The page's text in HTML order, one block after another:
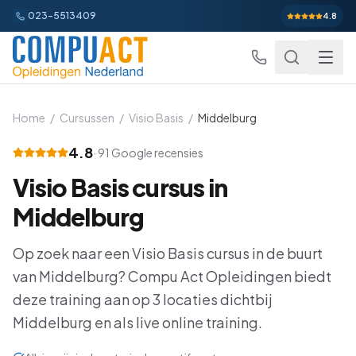
023-5513409 4.8
Excel
Excel Basis
Excel Gevorderd
Excel: Draaitabellen en Grafieken
Excel: Analyse en Rapportage
Word
Word Gevorderd Gevorderd
Word: Complexe Documenten
Outlook Alles-in-een Beginner
Outlook en Time Management
PowerPoint
PowerPoint Alles-in-een
Power BI
Home / Cursussen / Visio Basis / Middelburg
4.8· 91 Google recensies
Visio Basiscursus in
Middelburg
Op zoek naar eenVisio Basiscursus in de buurt
van Middelburg? Compu Act Opleidingen biedt
deze training aan op3 locaties dichtbij
Middelburg en als live online training.